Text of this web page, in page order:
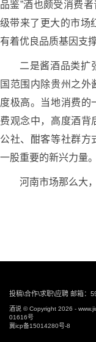
品鉴”酒也颇受消费
级带来了更大的市场
有着优良品质基因支
二是酱酒品类扩
国范围内除贵州之
度极高。当地消费的
费观念中，高度酒背
公社、酣客等社群方
一股重要的新兴力量。
河南市场那么大
文
投稿\合作\求职\应聘 邮箱：
酒说 © Copyright 2026 -
01616号
冀icp备15014280号-8